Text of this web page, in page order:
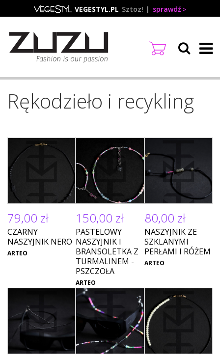
do
treści
VEGESTYL.PL Sztoz! sprawdź
Rękodzieło i recykling
79,00 zł
CZARNY
NASZYJNIK NERO
ARTEO
150,00 zł
PASTELOWY
NASZYJNIK I
BRANSOLETKA Z
TURMALINEM -
PSZCZOŁA
ARTEO
80,00 zł
NASZYJNIK ZE
SZKLANYMI
PERŁAMI I RÓŻEM
ARTEO